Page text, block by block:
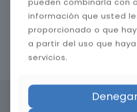
Contacta con
información que usted
proporcionado o que
a partir del uso que
servicios.